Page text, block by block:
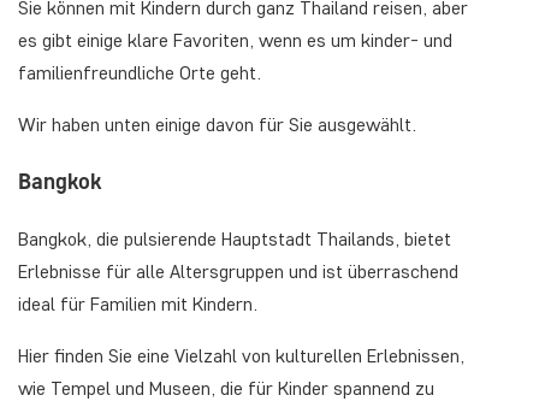
Sie können mit Kindern durch ganz Thailand reisen, aber
es gibt einige klare Favoriten, wenn es um kinder- und
familienfreundliche Orte geht.
Wir haben unten einige davon für Sie ausgewählt.
Bangkok
Bangkok, die pulsierende Hauptstadt Thailands, bietet
Erlebnisse für alle Altersgruppen und ist überraschend
ideal für Familien mit Kindern.
Hier finden Sie eine Vielzahl von kulturellen Erlebnissen,
wie Tempel und Museen, die für Kinder spannend zu